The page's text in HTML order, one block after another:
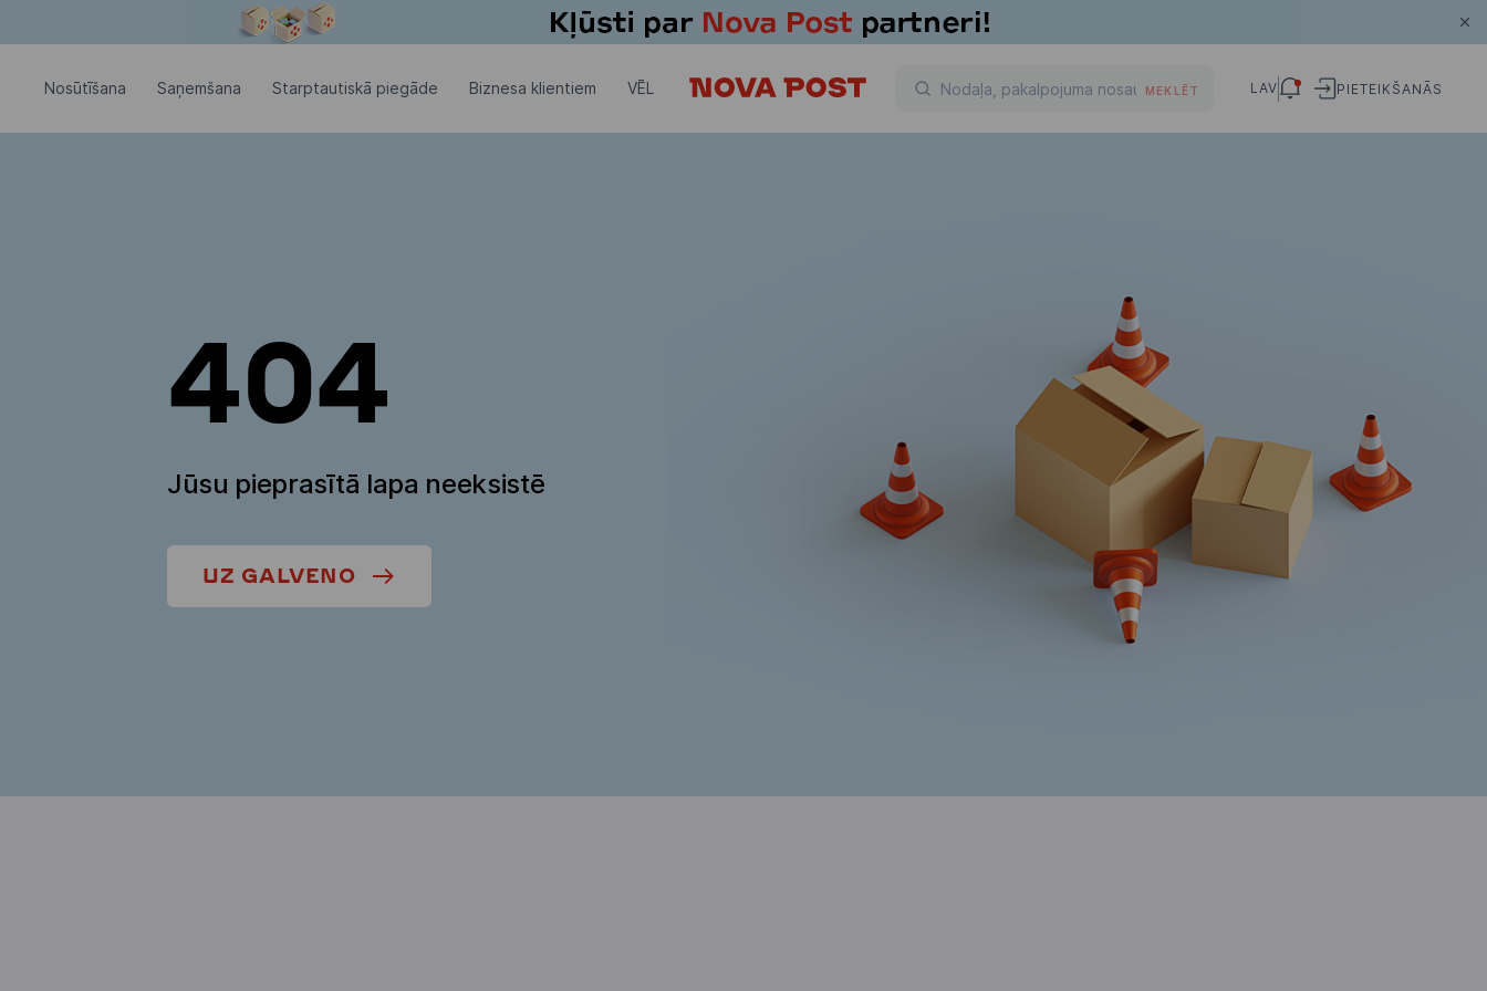
Nosūtīšana Saņemšana Starptautiskā piegāde Biznesa klientiem VĒL MEKLĒT LAV PIETEIKŠANĀS
404
Jūsu pieprasītā lapa neeksistē
UZ GALVENO